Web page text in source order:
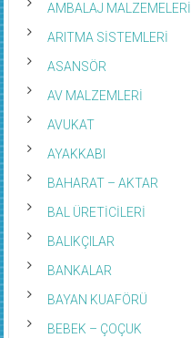
AMBALAJ MALZEMELERİ
ARITMA SİSTEMLERİ
ASANSÖR
AV MALZEMLERİ
AVUKAT
AYAKKABI
BAHARAT – AKTAR
BAL ÜRETİCİLERİ
BALIKÇILAR
BANKALAR
BAYAN KUAFÖRÜ
BEBEK – ÇOÇUK